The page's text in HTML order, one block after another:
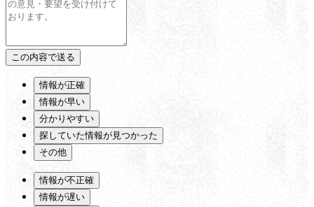
情報が正確
情報が早い
分かりやすい
探していた情報が見つかった
その他
情報が不正確
情報が遅い